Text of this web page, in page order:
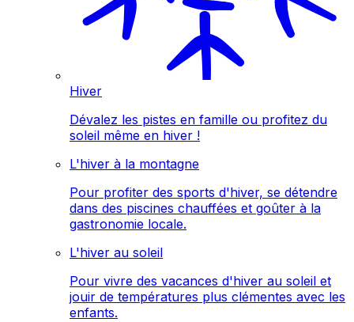
Hiver
Dévalez les pistes en famille ou profitez du
soleil même en hiver !
L'hiver à la montagne
Pour profiter des sports d'hiver, se détendre
dans des piscines chauffées et goûter à la
gastronomie locale.
L'hiver au soleil
Pour vivre des vacances d'hiver au soleil et
jouir de températures plus clémentes avec les
enfants.